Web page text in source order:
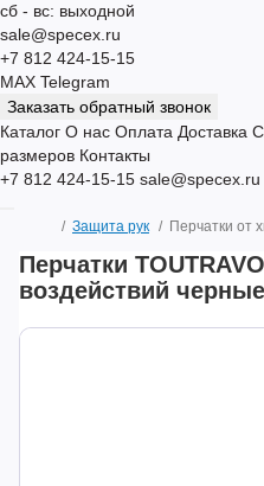
сб - вс: выходной
sale@specex.ru
+7 812 424-15-15
MAX Telegram
Заказать обратный звонок
Каталог О нас Оплата Доставка
размеров Контакты
+7 812 424-15-15 sale@specex.ru
Защита рук Перчатки от
Перчатки
воздействий